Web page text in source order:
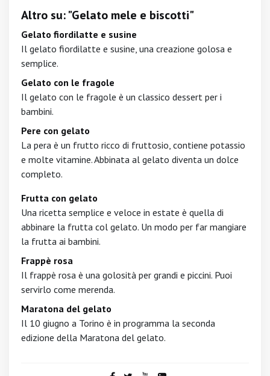
Altro su: "Gelato mele e biscotti"
Gelato fiordilatte e susine
Il gelato fiordilatte e susine, una creazione golosa e
semplice.
Gelato con le fragole
Il gelato con le fragole è un classico dessert per i
bambini.
Pere con gelato
La pera è un frutto ricco di fruttosio, contiene potassio
e molte vitamine. Abbinata al gelato diventa un dolce
completo.
Frutta con gelato
Una ricetta semplice e veloce in estate è quella di
abbinare la frutta col gelato. Un modo per far mangiare
la frutta ai bambini.
Frappè rosa
Il frappè rosa è una golosità per grandi e piccini. Puoi
servirlo come merenda.
Maratona del gelato
Il 10 giugno a Torino è in programma la seconda
edizione della Maratona del gelato.